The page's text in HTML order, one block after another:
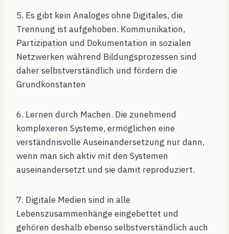
5. Es gibt kein Analoges ohne Digitales, die
Trennung ist aufgehoben. Kommunikation,
Partizipation und Dokumentation in sozialen
Netzwerken während Bildungsprozessen sind
daher selbstverständlich und fördern die
Grundkonstanten
6. Lernen durch Machen. Die zunehmend
komplexeren Systeme, ermöglichen eine
verständnisvolle Auseinandersetzung nur dann,
wenn man sich aktiv mit den Systemen
auseinandersetzt und sie damit reproduziert.
7. Digitale Medien sind in alle
Lebenszusammenhänge eingebettet und
gehören deshalb ebenso selbstverständlich auch